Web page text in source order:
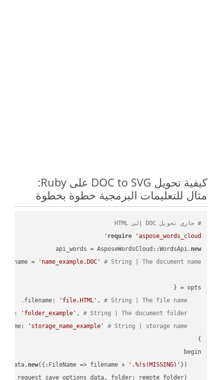
كيفية تحويل DOC to SVG على Ruby:
مثال للتعليمات البرمجية خطوة بخطوة
# جاري تحويل DOC إلى HTML
require
'aspose_words_cloud'
api_words = AsposeWordsCloud::WordsApi. new
name =
'name_example.DOC' # String | The document name.
    filename:
'file.HTML' , # String | The file name.
    folder:
'folder_example' , # String | The document folder.
    storage_name:
'storage_name_example'
# String | storage name.
new({:FileName => filename +
'.%!s(MISSING)'